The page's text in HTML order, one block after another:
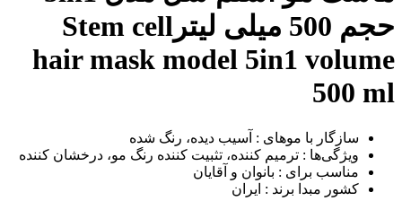
حجم 500 میلی لیتر
Stem cell
hair mask model 5in1 volume
500 ml
سازگار با موهای : آسیب دیده، رنگ شده
ویژگی‌ها : ترمیم کننده، تثبیت کننده رنگ مو، درخشان کننده
مناسب برای : بانوان و آقایان
کشور مبدا برند : ایران